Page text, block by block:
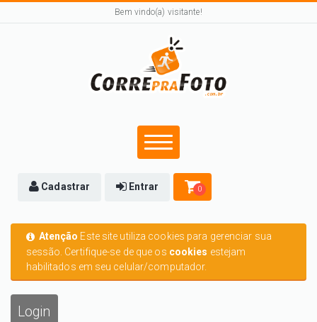
Bem vindo(a) visitante!
Cadastrar Entrar 0
Atenção Este site utiliza cookies para gerenciar sua
sessão. Certifique-se de que os cookies estejam
habilitados em seu celular/computador.
Login